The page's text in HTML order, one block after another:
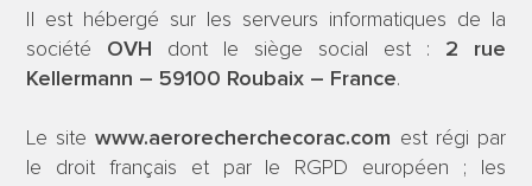
Il est hébergé sur les serveurs informatiques de la
société OVH dont le siège social est : 2 rue
Kellermann – 59100 Roubaix – France.
Le sitewww.aerorecherchecorac.com est régi par
le droit français et par le RGPD européen ; les